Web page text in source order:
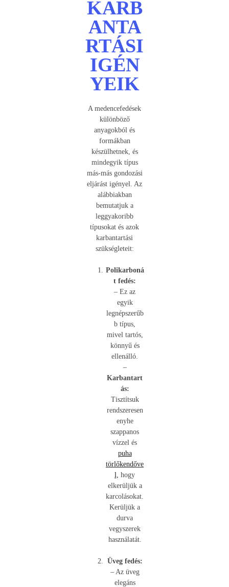
KARB
ANTA
RTÁSI
IGÉN
YEIK
A medencefedések
különböző
anyagokból és
formákban
készülhetnek, és
mindegyik típus
más-más gondozási
eljárást igényel. Az
alábbiakban
bemutatjuk a
leggyakoribb
típusokat és azok
karbantartási
szükségleteit:
Polikarboná
t fedés:
– Ez az
egyik
legnépszerűb
b típus,
mivel tartós,
könnyű és
ellenálló.
–
Karbantart
ás:
Tisztítsuk
rendszeresen
enyhe
szappanos
vízzel és
puha
törlőkendőve
l, hogy
elkerüljük a
karcolásokat.
Kerüljük a
durva
vegyszerek
használatát.
Üveg fedés:
– Az üveg
elegáns